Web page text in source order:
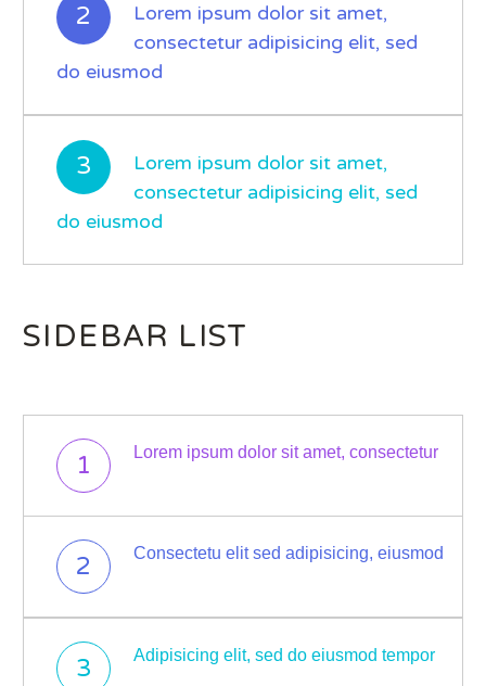
2
Lorem ipsum dolor sit amet,
consectetur adipisicing elit, sed
do eiusmod
3
Lorem ipsum dolor sit amet,
consectetur adipisicing elit, sed
do eiusmod
SIDEBAR LIST
1 Lorem ipsum dolor sit amet, consectetur
2 Consectetu elit sed adipisicing, eiusmod
3 Adipisicing elit, sed do eiusmod tempor